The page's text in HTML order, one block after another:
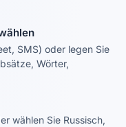
SMS) oder legen Sie
Wörter,
wählen Sie Russisch,